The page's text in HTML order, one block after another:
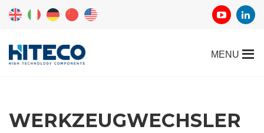
WERKZEUGWECHSLER